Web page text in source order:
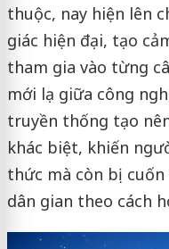
thuộc, nay hiện lên
giác hiện đại, tạo
tham gia vào từng
mới lạ giữa công
truyền thống tạo
khác biệt, khiến
thức mà còn bị
dân gian theo cách